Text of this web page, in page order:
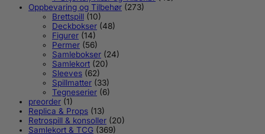
Oppbevaring og Tilbehør (273)
Brettspill (10)
Deckbokser (48)
Figurer (14)
Permer (56)
Samlebokser (24)
Samlekort (20)
Sleeves (62)
Spillmatter (33)
Tegneserier (6)
preorder (1)
Replica & Props (13)
Retrospill & konsoller (20)
Samlekort & TCG (369)